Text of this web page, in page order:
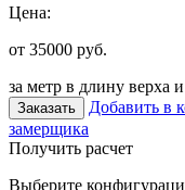
Цена:
от 35000 руб.
за метр в длину верха
Заказать Добавить в
замерщика
Получить расчет
Выберите